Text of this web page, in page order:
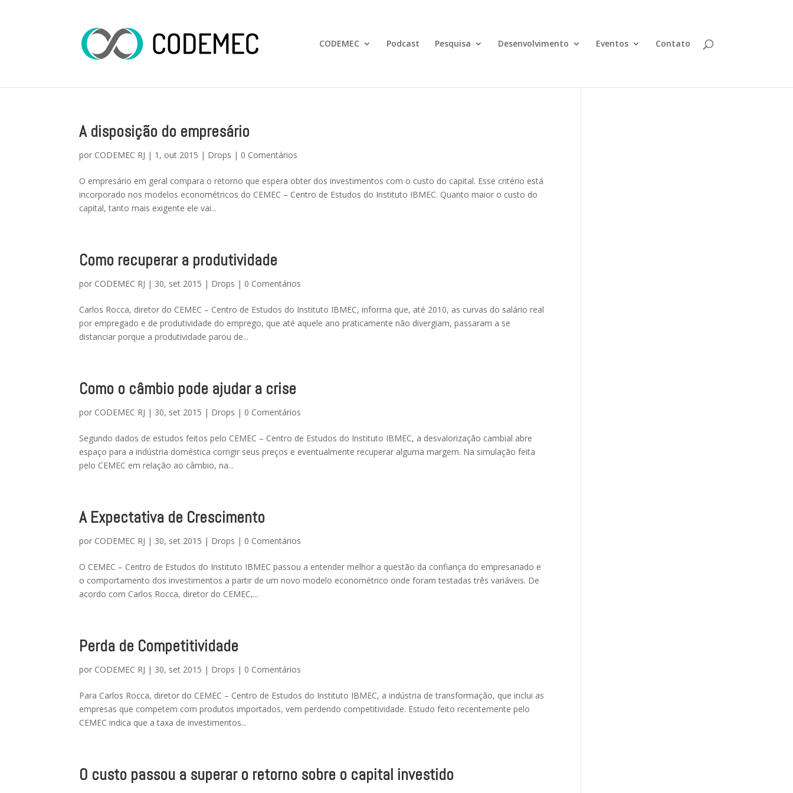
CODEMEC Podcast Pesquisa Desenvolvimento Eventos Contato
A disposição do empresário
por CODEMEC RJ | 1, out 2015 | Drops | 0 Comentários
O empresário em geral compara o retorno que espera obter dos investimentos com o custo do capital. Esse critério está
incorporado nos modelos econométricos do CEMEC – Centro de Estudos do Instituto IBMEC. Quanto maior o custo do
capital, tanto mais exigente ele vai...
Como recuperar a produtividade
por CODEMEC RJ | 30, set 2015 | Drops | 0 Comentários
Carlos Rocca, diretor do CEMEC – Centro de Estudos do Instituto IBMEC, informa que, até 2010, as curvas do salário real
por empregado e de produtividade do emprego, que até aquele ano praticamente não divergiam, passaram a se
distanciar porque a produtividade parou de...
Como o câmbio pode ajudar a crise
por CODEMEC RJ | 30, set 2015 | Drops | 0 Comentários
Segundo dados de estudos feitos pelo CEMEC – Centro de Estudos do Instituto IBMEC, a desvalorização cambial abre
espaço para a indústria doméstica corrigir seus preços e eventualmente recuperar alguma margem. Na simulação feita
pelo CEMEC em relação ao câmbio, na...
A Expectativa de Crescimento
por CODEMEC RJ | 30, set 2015 | Drops | 0 Comentários
O CEMEC – Centro de Estudos do Instituto IBMEC passou a entender melhor a questão da confiança do empresariado e
o comportamento dos investimentos a partir de um novo modelo econométrico onde foram testadas três variáveis. De
acordo com Carlos Rocca, diretor do CEMEC,...
Perda de Competitividade
por CODEMEC RJ | 30, set 2015 | Drops | 0 Comentários
Para Carlos Rocca, diretor do CEMEC – Centro de Estudos do Instituto IBMEC, a indústria de transformação, que inclui as
empresas que competem com produtos importados, vem perdendo competitividade. Estudo feito recentemente pelo
CEMEC indica que a taxa de investimentos...
O custo passou a superar o retorno sobre o capital investido